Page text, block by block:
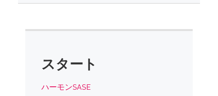
スタート
ハーモンSASE